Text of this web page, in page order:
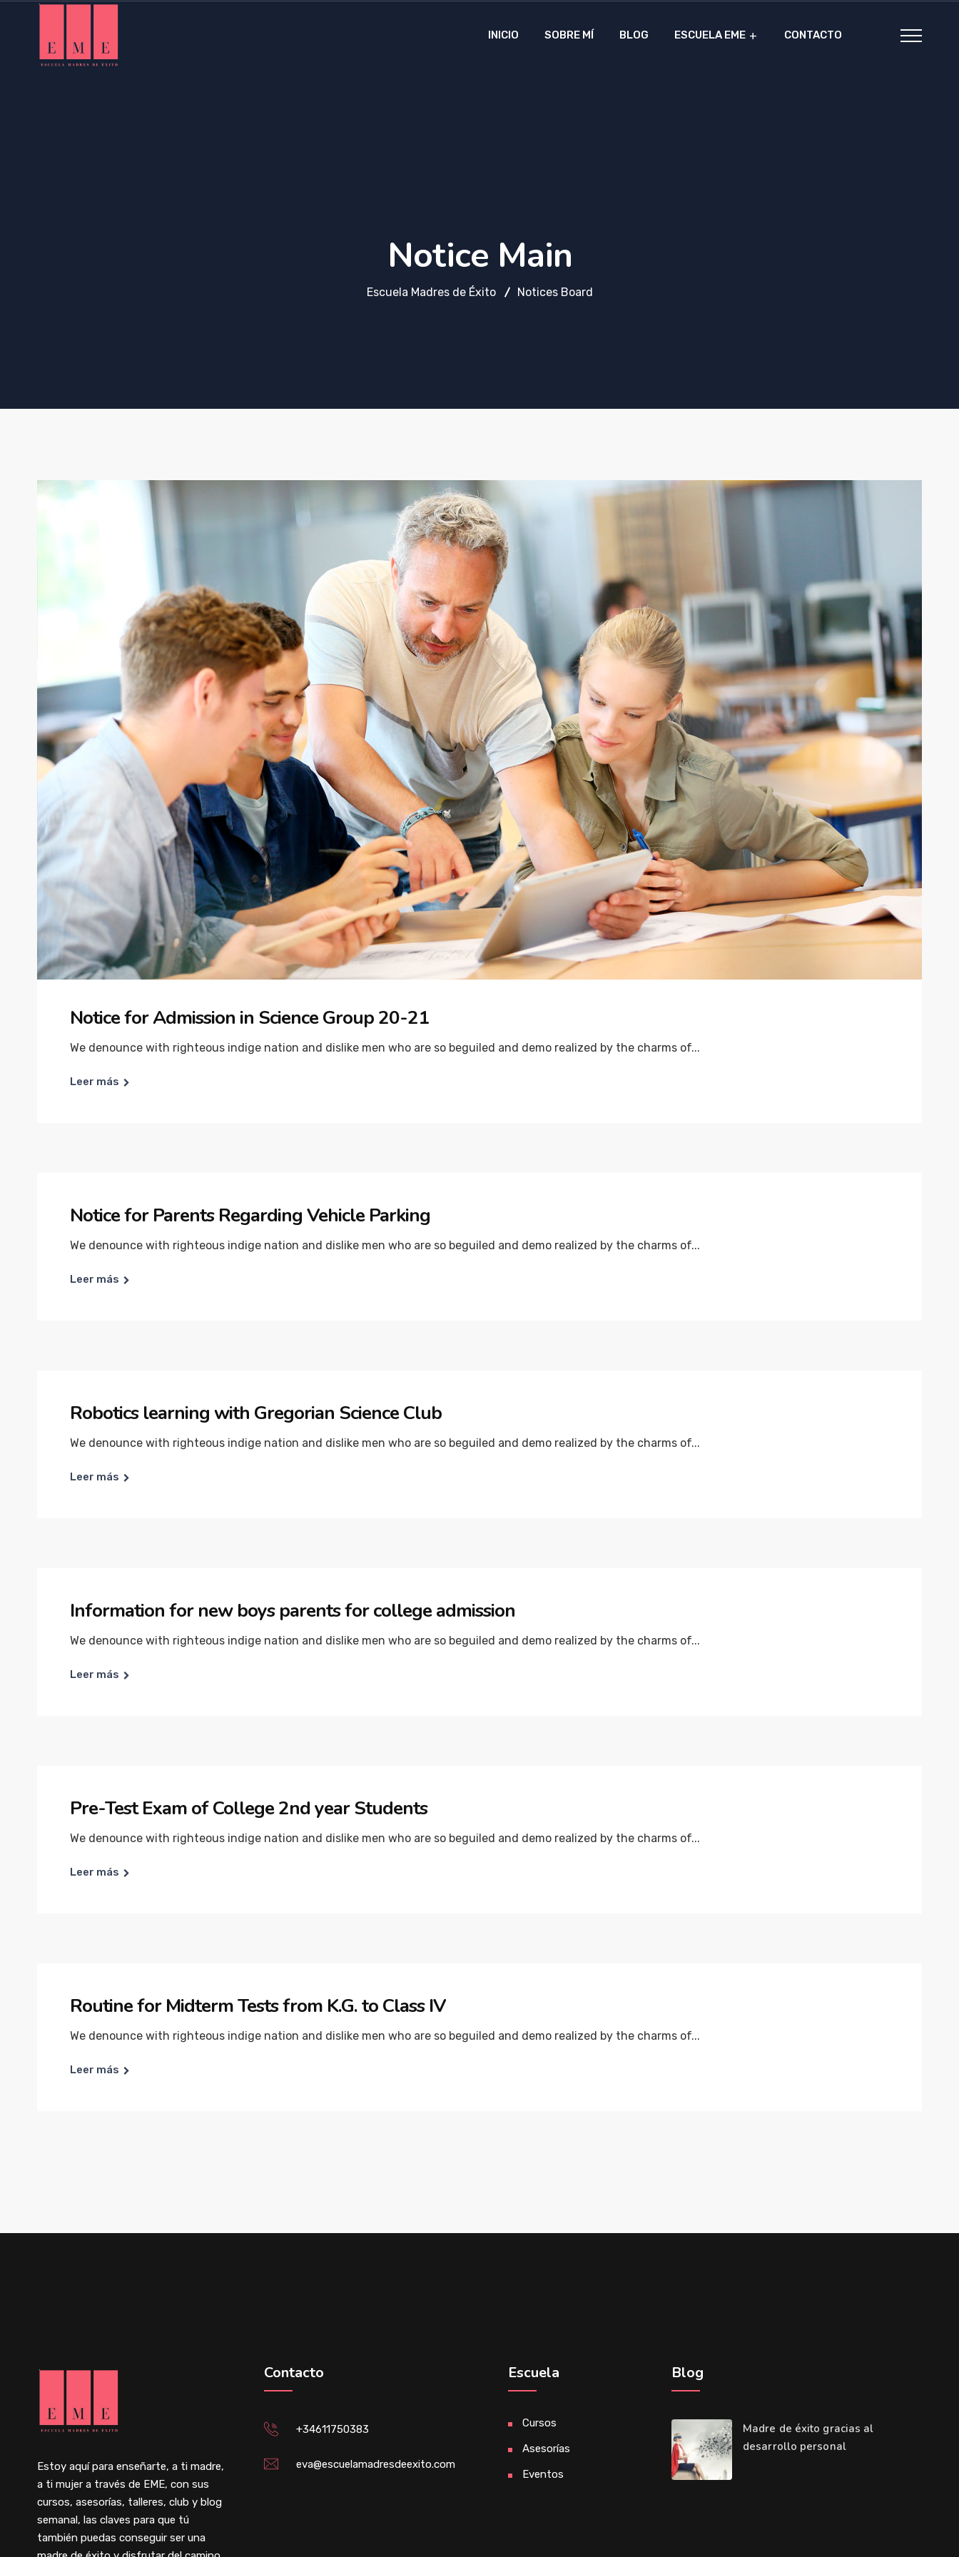
INICIO SOBRE MÍ BLOG ESCUELA EME CONTACTO
Notice Main
Escuela Madres de Éxito Notices Board
Notice for Admission in Science Group 20-21
We denounce with righteous indige nation and dislike men who are so beguiled and demo realized by the charms of...
Leer más
Notice for Parents Regarding Vehicle Parking
We denounce with righteous indige nation and dislike men who are so beguiled and demo realized by the charms of...
Leer más
Robotics learning with Gregorian Science Club
We denounce with righteous indige nation and dislike men who are so beguiled and demo realized by the charms of...
Leer más
Information for new boys parents for college admission
We denounce with righteous indige nation and dislike men who are so beguiled and demo realized by the charms of...
Leer más
Pre-Test Exam of College 2nd year Students
We denounce with righteous indige nation and dislike men who are so beguiled and demo realized by the charms of...
Leer más
Routine for Midterm Tests from K.G. to Class IV
We denounce with righteous indige nation and dislike men who are so beguiled and demo realized by the charms of...
Leer más
Estoy aquí para enseñarte, a ti madre,
a ti mujer a través de EME, con sus
cursos, asesorías, talleres, club y blog
semanal, las claves para que tú
también puedas conseguir ser una
Contacto
+34611750383
eva@escuelamadresdeexito.com
Escuela
Cursos
Asesorías
Eventos
Blog
Madre de éxito gracias al
desarrollo personal